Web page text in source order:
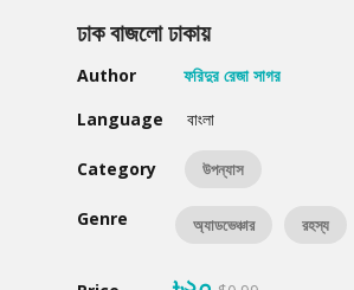
Humayun Ahmed
Mouri Morium
Hot & New
ঢাক বাজলো ঢাকায়
Author
ফরিদুর রেজা সাগর
Language
বাংলা
Category উপন্যাস
Genre অ্যাডভেঞ্চার রহস্য